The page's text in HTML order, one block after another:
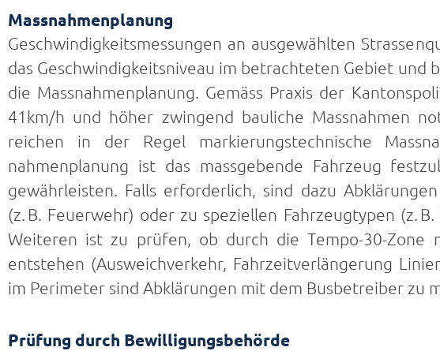
Massnahmenplanung
Geschwindigkeitsmessungen an ausgewählten
das Geschwindigkeitsniveau im betrachteten Gebiet und
die Massnahmenplanung. Gemäss Praxis der
41km/h und höher zwingend bauliche Massnahmen
reichen in der Regel markierungstechnische
nahmenplanung ist das massgebende Fahrzeug
gewährleisten. Falls erforderlich, sind dazu
(z. B. Feuerwehr) oder zu speziellen Fahrzeugtypen (z.
Weiteren ist zu prüfen, ob durch die Tempo-30-Zone
entstehen (Ausweichverkehr, Fahrzeitverlängerung
im Perimeter sind Abklärungen mit dem Busbetreiber zu
Prüfung durch Bewilligungsbehörde